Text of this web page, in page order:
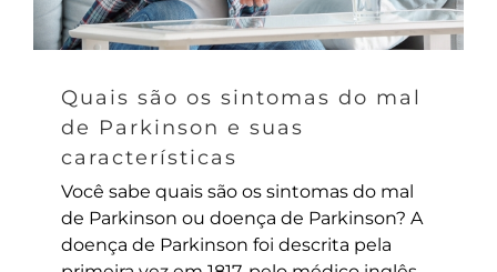
Quais são os sintomas do mal
de Parkinson e suas
características
Você sabe quais são os sintomas do mal
de Parkinson ou doença de Parkinson? A
doença de Parkinson foi descrita pela